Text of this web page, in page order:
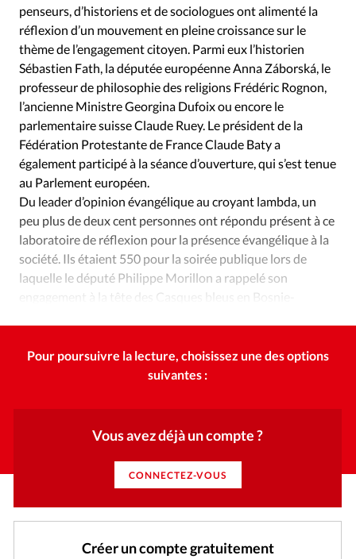
penseurs, d’historiens et de sociologues ont alimenté la
réflexion d’un mouvement en pleine croissance sur le
thème de l’engagement citoyen. Parmi eux l’historien
Sébastien Fath, la députée européenne Anna Záborská, le
professeur de philosophie des religions Frédéric Rognon,
l’ancienne Ministre Georgina Dufoix ou encore le
parlementaire suisse Claude Ruey. Le président de la
Fédération Protestante de France Claude Baty a
également participé à la séance d’ouverture, qui s’est tenue
au Parlement européen.
Du leader d’opinion évangélique au croyant lambda, un
peu plus de deux cent personnes ont répondu présent à ce
laboratoire de réflexion pour la présence évangélique à la
société. Ils étaient 550 pour la soirée publique lors de
laquelle le député Philippe Morillon a rappelé son
engagement à la tête des Casques bleus en Bosnie-
Pour poursuivre la lecture, choisissez une des options
suivantes :
Vous avez déjà un compte ?
CONNECTEZ-VOUS
Créer un compte gratuitement